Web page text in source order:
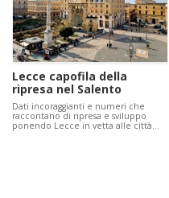
Lecce capofila della
ripresa nel Salento
Dati incoraggianti e numeri che
raccontano di ripresa e sviluppo
ponendo Lecce in vetta alle città…